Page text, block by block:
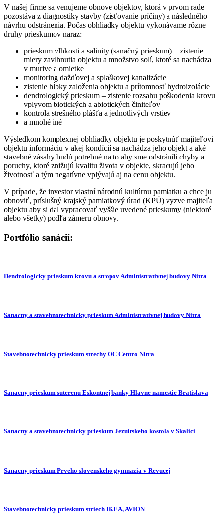
V našej firme sa venujeme obnove objektov, ktorá v prvom rade
pozostáva z diagnostiky stavby (zisťovanie príčiny) a následného
návrhu odstránenia. Počas obhliadky objektu vykonávame rôzne
druhy prieskumov naraz:
prieskum vlhkosti a salinity (sanačný prieskum) – zistenie
miery zavlhnutia objektu a množstvo solí, ktoré sa nachádza
v murive a omietke
monitoring dažďovej a splaškovej kanalizácie
zistenie hĺbky založenia objektu a prítomnosť hydroizolácie
dendrologický prieskum – zistenie rozsahu poškodenia krovu
vplyvom biotických a abiotických činiteľov
kontrola strešného plášťa a jednotlivých vrstiev
a mnohé iné
Výsledkom komplexnej obhliadky objektu je poskytnúť majiteľovi
objektu informáciu v akej kondícií sa nachádza jeho objekt a aké
stavebné zásahy budú potrebné na to aby sme odstránili chyby a
poruchy, ktoré znižujú kvalitu života v objekte, skracujú jeho
životnosť a tým negatívne vplývajú aj na cenu objektu.
V prípade, že investor vlastní národnú kultúrnu pamiatku a chce ju
obnoviť, príslušný krajský pamiatkový úrad (KPÚ) vyzve majiteľa
objektu aby si dal vypracovať vyššie uvedené prieskumy (niektoré
alebo všetky) podľa zámeru obnovy.
Portfólio sanácií:
Dendrologicky prieskum krovu a stropov Administrativnej budovy Nitra
Sanacny a stavebnotechnicky prieskum Administrativnej budovy Nitra
Stavebnotechnicky prieskum strechy OC Centro Nitra
Sanacny prieskum suterenu Eskontnej banky Hlavne namestie Bratislava
Sanacny a stavebnotechnicky prieskum Jezuitskeho kostola v Skalici
Sanacny prieskum Prveho slovenskeho gymnazia v Revucej
Stavebnotechnicky prieskum striech IKEA, AVION